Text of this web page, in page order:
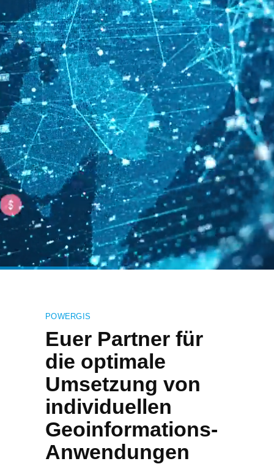
POWERGIS
Euer Partner für
die optimale
Umsetzung von
individuellen
Geoinformations-
Anwendungen